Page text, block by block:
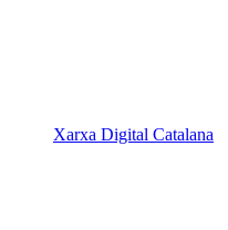
Xarxa Digital Catalana